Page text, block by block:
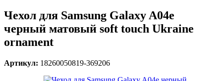
Чехол для Samsung Galaxy A04e
черный матовый soft touch Ukraine
ornament
Артикул: 18260050819-369206